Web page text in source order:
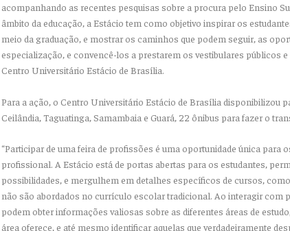
acompanhando as recentes pesquisas sobre a procura pelo Ensino
âmbito da educação, a Estácio tem como objetivo inspirar os
meio da graduação, e mostrar os caminhos que podem seguir, as
especialização, e convencê-los a prestarem os vestibulares públicos e
Centro Universitário Estácio de Brasília.
Para a ação, o Centro Universitário Estácio de Brasília disponibilizou
Ceilândia, Taguatinga, Samambaia e Guará, 22 ônibus para fazer o
“Participar de uma feira de profissões é uma oportunidade única para
profissional. A Estácio está de portas abertas para os estudantes,
possibilidades, e mergulhem em detalhes específicos de cursos,
não são abordados no currículo escolar tradicional. Ao interagir com
podem obter informações valiosas sobre as diferentes áreas de
área oferece, e até mesmo identificar aquelas que verdadeiramente